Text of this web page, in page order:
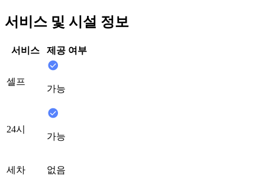
서비스 및 시설 정보
서비스 제공 여부
셀프
가능
24시
가능
세차 없음